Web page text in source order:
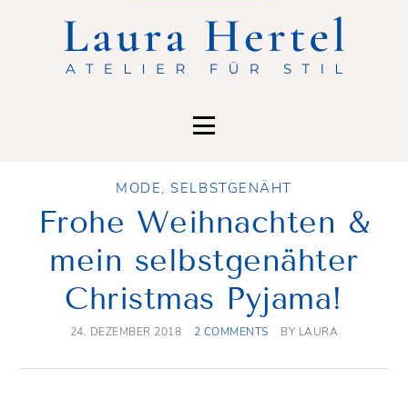
MODE, SELBSTGENÄHT
Frohe Weihnachten &
mein selbstgenähter
Christmas Pyjama!
24. DEZEMBER 2018 2 COMMENTS BY LAURA